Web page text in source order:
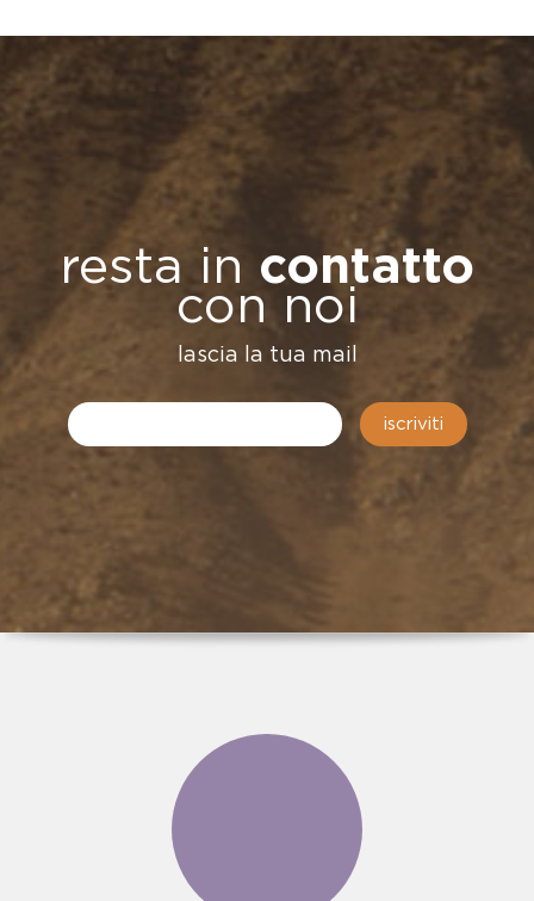
resta in contatto
con noi
lascia la tua mail
iscriviti